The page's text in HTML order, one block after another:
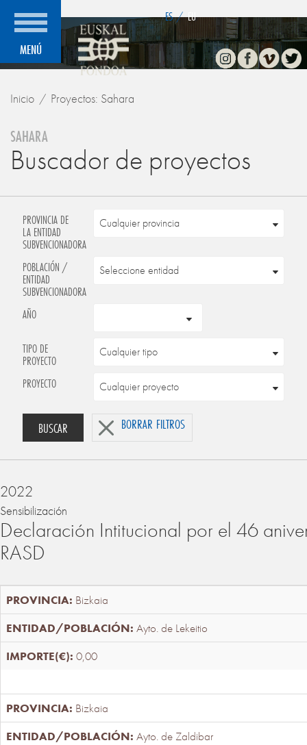
MENÚ
ES / EU
InstagramFacebook
Vimeo
Inicio Proyectos: Sahara
SAHARA
Buscador de proyectos
PROVINCIA DE
LA ENTIDAD
SUBVENCIONADORA
POBLACIÓN /
ENTIDAD
SUBVENCIONADORA
AÑO
TIPO DE
PROYECTO
PROYECTO
BUSCAR BORRAR FILTROS
2022
Sensibilización
Declaración Intitucional por el 46
RASD
Bizkaia
Ayto. de Lekeitio
0,00
Bizkaia
Ayto. de Zaldibar